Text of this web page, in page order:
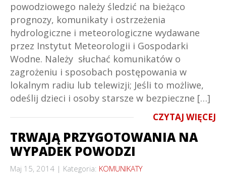
powodziowego należy śledzić na bieżąco
prognozy, komunikaty i ostrzeżenia
hydrologiczne i meteorologiczne wydawane
przez Instytut Meteorologii i Gospodarki
Wodne. Należy słuchać komunikatów o
zagrożeniu i sposobach postępowania w
lokalnym radiu lub telewizji; Jeśli to możliwe,
odeślij dzieci i osoby starsze w bezpieczne […]
CZYTAJ WIĘCEJ
TRWAJĄ PRZYGOTOWANIA NA
WYPADEK POWODZI
Maj 15, 2014 Kategoria: KOMUNIKATY